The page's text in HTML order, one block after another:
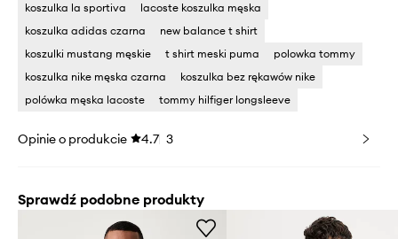
koszulka la sportiva
lacoste koszulka męska
koszulka adidas czarna
new balance t shirt
koszulki mustang męskie
t shirt meski puma
polowka tommy
koszulka nike męska czarna
koszulka bez rękawów nike
polówka męska lacoste
tommy hilfiger longsleeve
Opinie o produkcie 4.7 3
Sprawdź podobne produkty